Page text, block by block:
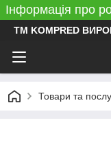
Інформація про
ТМ KOMPRED
Товари та